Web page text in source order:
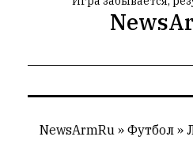
РЕКЛАМА
NewsArmRu » Футбол »